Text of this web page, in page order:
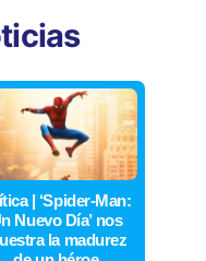
| ‘Spider-Man:
Nuevo Día’ nos
la madurez